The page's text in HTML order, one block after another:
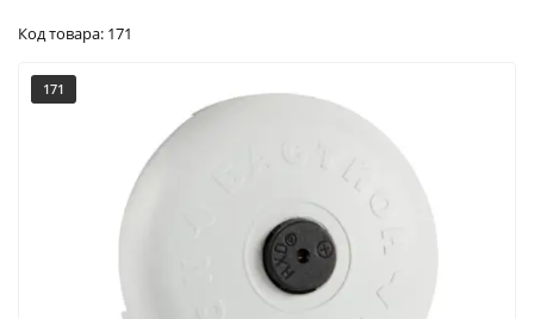
Код товара: 171
171